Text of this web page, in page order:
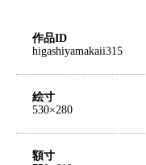
作品ID
higashiyamakaii315
絵寸
530×280
額寸